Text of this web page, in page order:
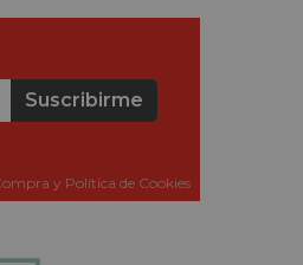
Suscribirme
y Política de Cookies